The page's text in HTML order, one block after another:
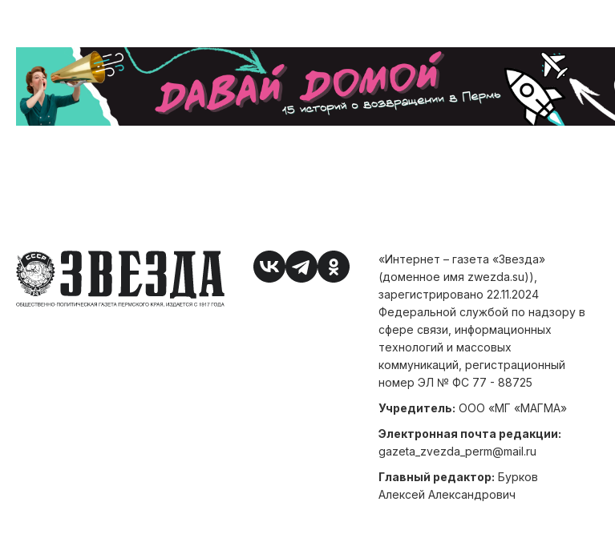
«Интернет – газета «Звезда»
(доменное имя zwezda.su)),
зарегистрировано 22.11.2024
Федеральной службой по надзору в
сфере связи, информационных
технологий и массовых
коммуникаций, регистрационный
номер ЭЛ № ФС 77 - 88725
Учредитель: ООО «МГ «МАГМА»
Электронная почта редакции:
gazeta_zvezda_perm@mail.ru
Главный редактор: Бурков
Алексей Александрович